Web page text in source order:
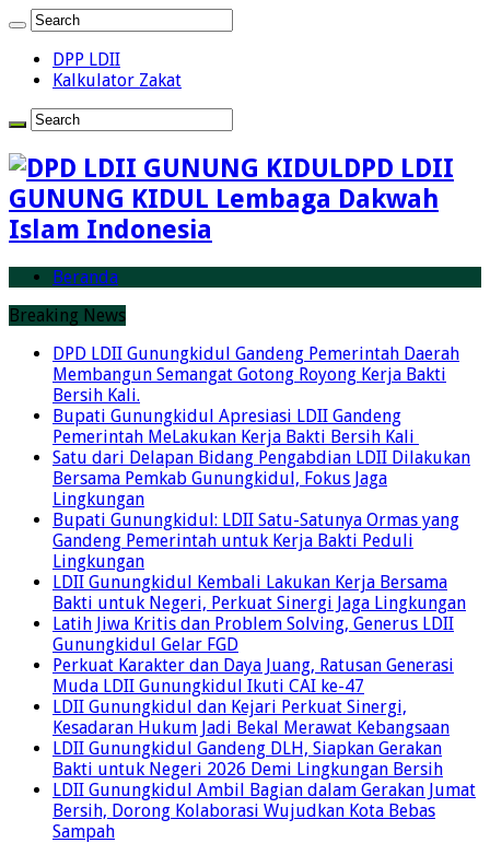
DPP LDII
Kalkulator Zakat
DPD LDII
GUNUNG KIDUL Lembaga Dakwah
Islam Indonesia
Beranda
Breaking News
DPD LDII Gunungkidul Gandeng Pemerintah Daerah
Membangun Semangat Gotong Royong Kerja Bakti
Bersih Kali.
Bupati Gunungkidul Apresiasi LDII Gandeng
Pemerintah MeLakukan Kerja Bakti Bersih Kali ‎
Satu dari Delapan Bidang Pengabdian LDII Dilakukan
Bersama Pemkab Gunungkidul, Fokus Jaga
Lingkungan
Bupati Gunungkidul: LDII Satu-Satunya Ormas yang
Gandeng Pemerintah untuk Kerja Bakti Peduli
Lingkungan
LDII Gunungkidul Kembali Lakukan Kerja Bersama
Bakti untuk Negeri, Perkuat Sinergi Jaga Lingkungan
Latih Jiwa Kritis dan Problem Solving, Generus LDII
Gunungkidul Gelar FGD
Perkuat Karakter dan Daya Juang, Ratusan Generasi
Muda LDII Gunungkidul Ikuti CAI ke-47
LDII Gunungkidul dan Kejari Perkuat Sinergi,
Kesadaran Hukum Jadi Bekal Merawat Kebangsaan
LDII Gunungkidul Gandeng DLH, Siapkan Gerakan
Bakti untuk Negeri 2026 Demi Lingkungan Bersih
LDII Gunungkidul Ambil Bagian dalam Gerakan Jumat
Bersih, Dorong Kolaborasi Wujudkan Kota Bebas
Sampah